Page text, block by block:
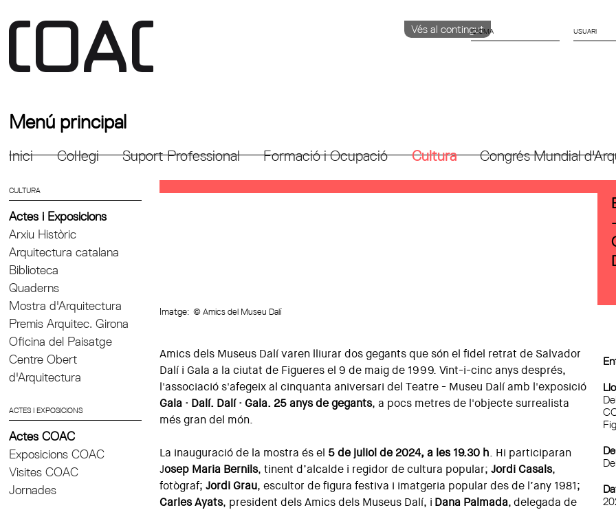
Vés al contingut
IDIOMA
Menú principal
Inici Col·legi Suport Professional Formació i Ocupació Cultura Congrés Mundial
CULTURA
Actes i Exposicions
Arxiu Històric
Arquitectura catalana
Biblioteca
Quaderns
Mostra d'Arquitectura
Premis Arquitec. Girona
Oficina del Paisatge
Centre Obert
d'Arquitectura
ACTES I EXPOSICIONS
Actes COAC
Exposicions COAC
Visites COAC
Jornades
Imatge: © Amics del Museu Dalí
Amics dels Museus Dalí varen lliurar dos gegants que són el fidel retrat de Salvador
Dalí i Gala a la ciutat de Figueres el 9 de maig de 1999. Vint-i-cinc anys després,
l'associació s'afegeix al cinquanta aniversari del Teatre - Museu Dalí amb l'exposició
Gala · Dalí. Dalí · Gala. 25 anys de gegants, a pocs metres de l'objecte surrealista
més gran del món.
La inauguració de la mostra és el 5 de juliol de 2024, a les 19.30 h. Hi participaran
Josep Maria Bernils, tinent d’alcalde i regidor de cultura popular;Jordi Casals,
fotògraf;Jordi Grau, escultor de figura festiva i imatgeria popular des de l’any 1981;
Carles Ayats, president dels Amics dels Museus Dalí, i Dana Palmada, delegada de